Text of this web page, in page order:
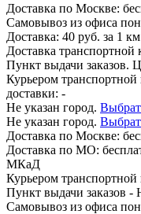
Доставка по Москве:
Самовывоз из офиса
Доставка: 40 руб. за 1
Доставка транспортной
Пункт выдачи заказов.
Курьером
доставки: -
Не указан город.
Не указан город.
Доставка по Москве:
Доставка по МО:
МКаД
Курьером
Пункт выдачи заказов -
Самовывоз из офиса